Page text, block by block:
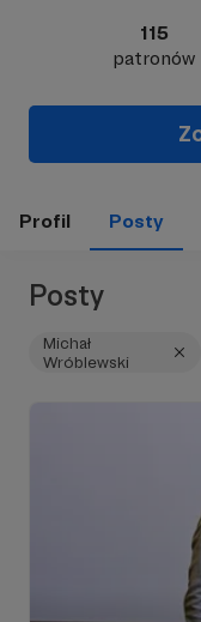
115
patronów
Profil Posty
Posty
Michał
Wróblewski